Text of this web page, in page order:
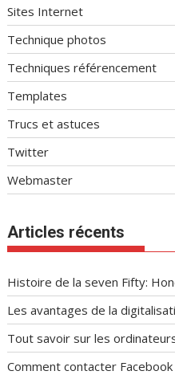
Sites Internet
Technique photos
Techniques référencement
Templates
Trucs et astuces
Twitter
Webmaster
Articles récents
Histoire de la seven Fifty:
Les avantages de la
Tout savoir sur les
Comment contacter Facebook